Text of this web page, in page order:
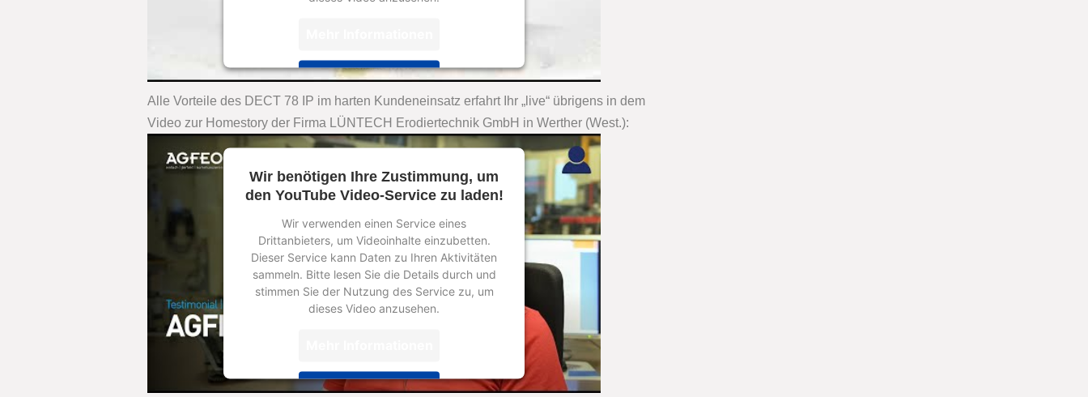
Akzeptieren
powered by Usercentrics Consent Management
Platform&eRecht24
Alle Vorteile des DECT 78 IP im harten Kundeneinsatz erfahrt Ihr „live“ übrigens in dem
Video zur Homestory der Firma LÜNTECH Erodiertechnik GmbH in Werther (West.):
Wir benötigen Ihre Zustimmung, um
den YouTube Video-Service zu laden!
Wir verwenden einen Service eines
Drittanbieters, um Videoinhalte einzubetten.
Dieser Service kann Daten zu Ihren Aktivitäten
sammeln. Bitte lesen Sie die Details durch und
stimmen Sie der Nutzung des Service zu, um
dieses Video anzusehen.
Akzeptieren